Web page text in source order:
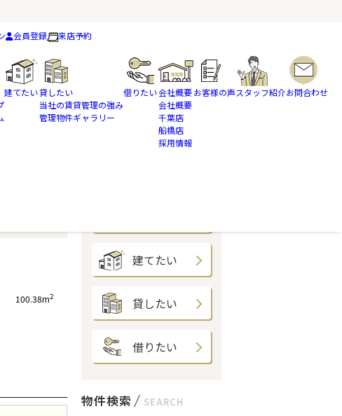
会員登録 来店予約
建てたい貸したい
当社の賃貸管理の強み
管理物件ギャラリー
借りたい会社概要
会社概要
千葉店
船橋店
採用情報
お客様の声スタッフ紹介お問合わせ
ル
100.38m2
建てたい
貸したい
借りたい
物件検索 SEARCH